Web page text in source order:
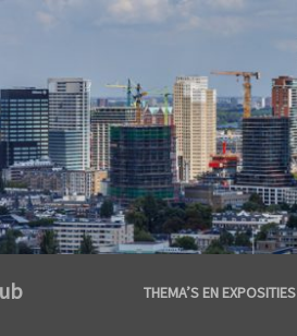
THEMA’S EN EXPOSITIES